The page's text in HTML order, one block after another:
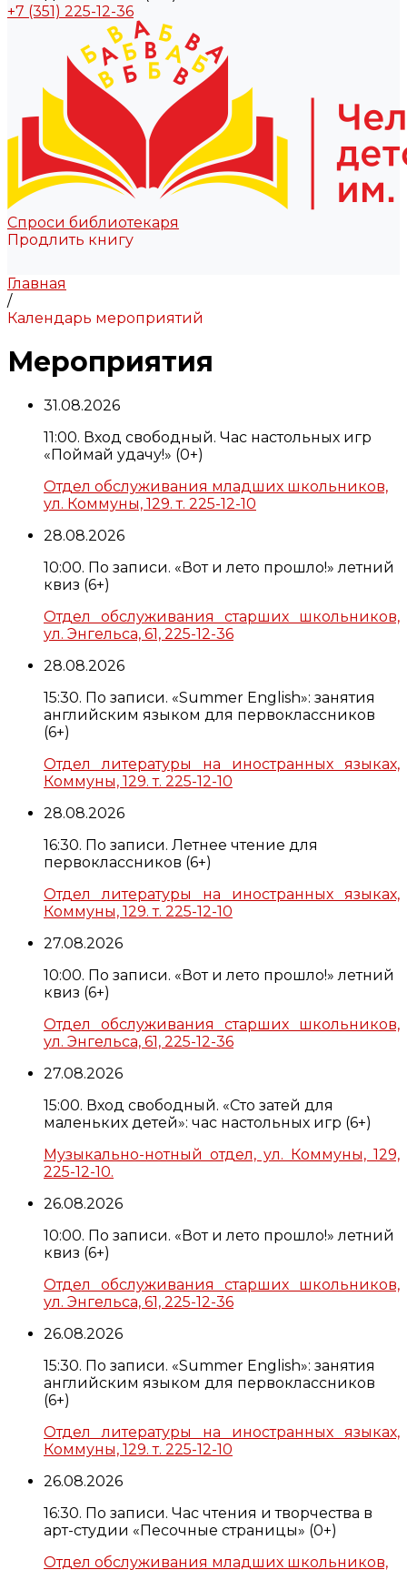
+7 (351) 225-12-36
Спроси библиотекаря
Продлить книгу
Главная
/
Календарь мероприятий
Мероприятия
31.08.2026
11:00. Вход свободный. Час настольных игр
«Поймай удачу!» (0+)
Отдел обслуживания младших школьников,
ул. Коммуны, 129. т. 225-12-10
28.08.2026
10:00. По записи. «Вот и лето прошло!» летний
квиз (6+)
Отдел обслуживания старших школьников,
ул. Энгельса, 61, 225-12-36
28.08.2026
15:30. По записи. «Summer English»: занятия
английским языком для первоклассников
(6+)
Отдел литературы на иностранных языках,
Коммуны, 129. т. 225-12-10
28.08.2026
16:30. По записи. Летнее чтение для
первоклассников (6+)
Отдел литературы на иностранных языках,
Коммуны, 129. т. 225-12-10
27.08.2026
10:00. По записи. «Вот и лето прошло!» летний
квиз (6+)
Отдел обслуживания старших школьников,
ул. Энгельса, 61, 225-12-36
27.08.2026
15:00. Вход свободный. «Сто затей для
маленьких детей»: час настольных игр (6+)
Музыкально-нотный отдел, ул. Коммуны, 129,
225-12-10.
26.08.2026
10:00. По записи. «Вот и лето прошло!» летний
квиз (6+)
Отдел обслуживания старших школьников,
ул. Энгельса, 61, 225-12-36
26.08.2026
15:30. По записи. «Summer English»: занятия
английским языком для первоклассников
(6+)
Отдел литературы на иностранных языках,
Коммуны, 129. т. 225-12-10
26.08.2026
16:30. По записи. Час чтения и творчества в
арт-студии «Песочные страницы» (0+)
Отдел обслуживания младших школьников,